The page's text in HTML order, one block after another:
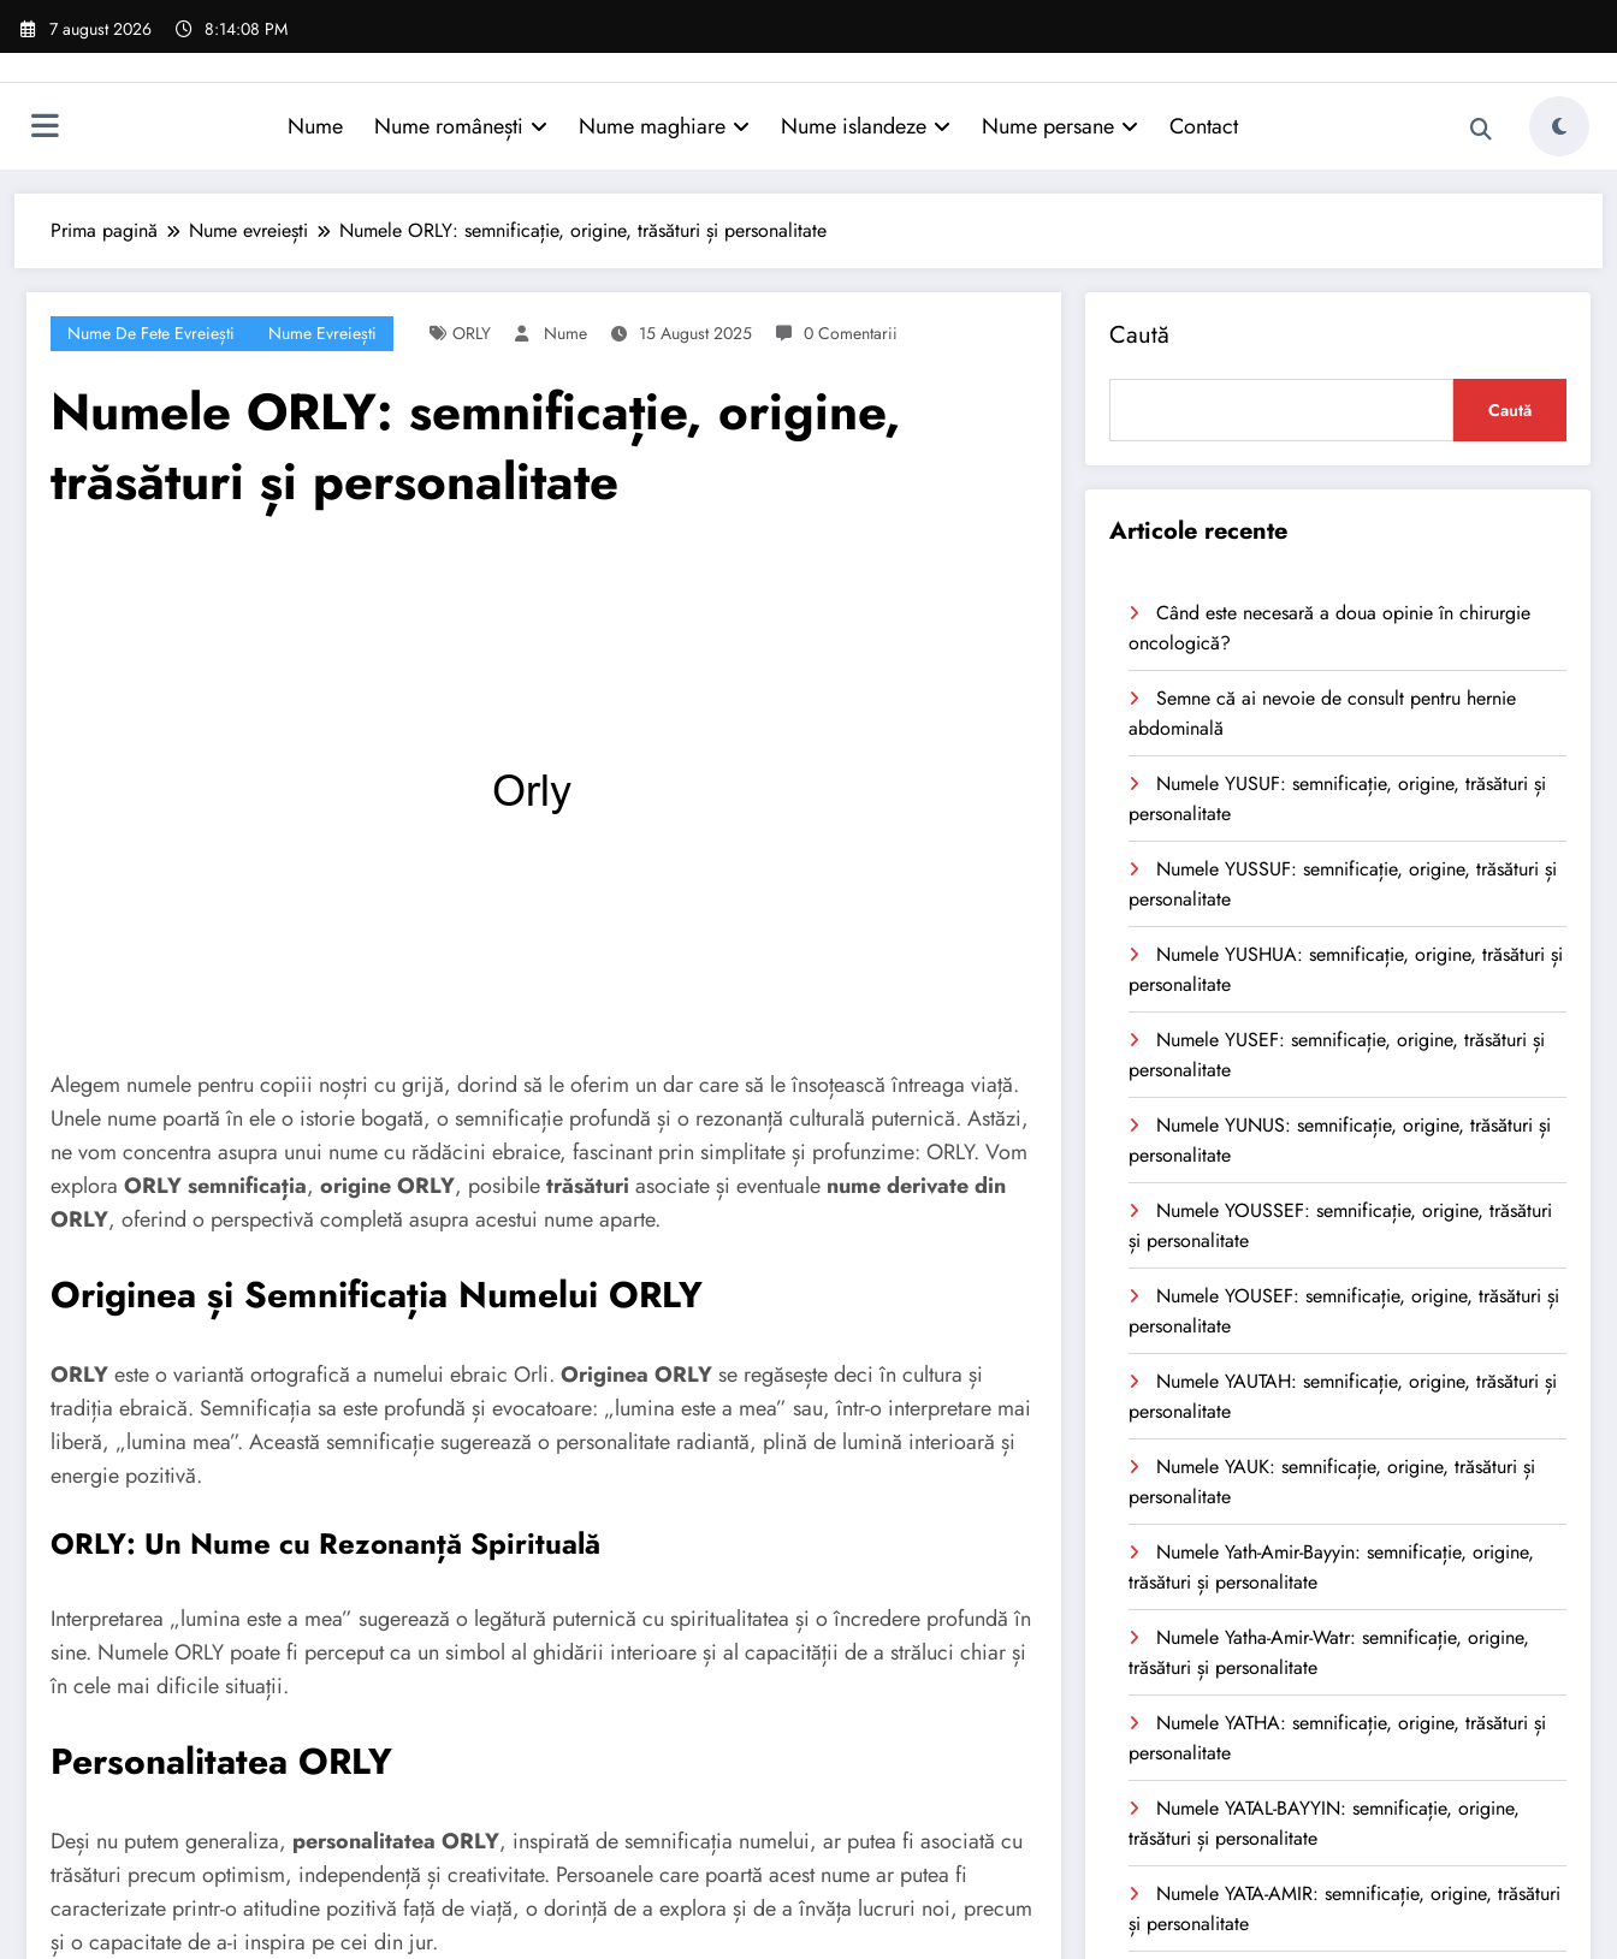
Sari
7 august 2026 8:14:09 PM
Nume Nume românești Nume maghiare Nume islandeze Nume persane Contact
Prima pagină Nume evreiești Numele ORLY: semnificație, origine, trăsături și personalitate
Nume De Fete Evreiești Nume Evreiești ORLY Nume 15 August 2025 0 Comentarii
Numele ORLY: semnificație, origine,
trăsături și personalitate
Alegem numele pentru copiii noștri cu grijă, dorind să le oferim un dar care să le însoțească întreaga viață.
Unele nume poartă în ele o istorie bogată, o semnificație profundă și o rezonanță culturală puternică. Astăzi,
ne vom concentra asupra unui nume cu rădăcini ebraice, fascinant prin simplitate și profunzime: ORLY. Vom
explora ORLY semnificația, origine ORLY, posibiletrăsături asociate și eventuale nume derivate din
ORLY, oferind o perspectivă completă asupra acestui nume aparte.
Originea și Semnificația Numelui ORLY
ORLYeste o variantă ortografică a numelui ebraic Orli. Originea ORLYse regăsește deci în cultura și
tradiția ebraică. Semnificația sa este profundă și evocatoare: „lumina este a mea” sau, într-o interpretare mai
liberă, „lumina mea”. Această semnificație sugerează o personalitate radiantă, plină de lumină interioară și
energie pozitivă.
ORLY: Un Nume cu Rezonanță Spirituală
Interpretarea „lumina este a mea” sugerează o legătură puternică cu spiritualitatea și o încredere profundă în
sine. Numele ORLY poate fi perceput ca un simbol al ghidării interioare și al capacității de a străluci chiar și
în cele mai dificile situații.
Personalitatea ORLY
Deși nu putem generaliza, personalitatea ORLY, inspirată de semnificația numelui, ar putea fi asociată cu
trăsături precum optimism, independență și creativitate. Persoanele care poartă acest nume ar putea fi
caracterizate printr-o atitudine pozitivă față de viață, o dorință de a explora și de a învăța lucruri noi, precum
și o capacitate de a-i inspira pe cei din jur.
Caută
Caută
Articole recente
Când este necesară a doua opinie în chirurgie
oncologică?
Semne că ai nevoie de consult pentru hernie
abdominală
Numele YUSUF: semnificație, origine, trăsături și
personalitate
Numele YUSSUF: semnificație, origine, trăsături și
personalitate
Numele YUSHUA: semnificație, origine, trăsături și
personalitate
Numele YUSEF: semnificație, origine, trăsături și
personalitate
Numele YUNUS: semnificație, origine, trăsături și
personalitate
Numele YOUSSEF: semnificație, origine, trăsături
și personalitate
Numele YOUSEF: semnificație, origine, trăsături și
personalitate
Numele YAUTAH: semnificație, origine, trăsături și
personalitate
Numele YAUK: semnificație, origine, trăsături și
personalitate
Numele Yath-Amir-Bayyin: semnificație, origine,
trăsături și personalitate
Numele Yatha-Amir-Watr: semnificație, origine,
trăsături și personalitate
Numele YATHA: semnificație, origine, trăsături și
personalitate
Numele YATAL-BAYYIN: semnificație, origine,
trăsături și personalitate
Numele YATA-AMIR: semnificație, origine, trăsături
și personalitate